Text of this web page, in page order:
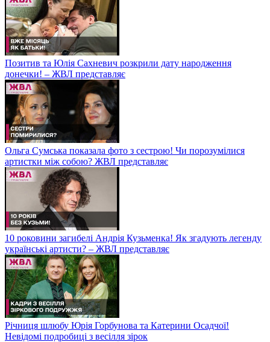
Позитив та Юлія Сахневич розкрили дату народження
донечки! – ЖВЛ представляє
Ольга Сумська показала фото з сестрою! Чи порозумілися
артистки між собою? ЖВЛ представляє
10 роковини загибелі Андрія Кузьменка! Як згадують легенду
українські артисти? – ЖВЛ представляє
Річниця шлюбу Юрія Горбунова та Катерини Осадчої!
Невідомі подробиці з весілля зірок